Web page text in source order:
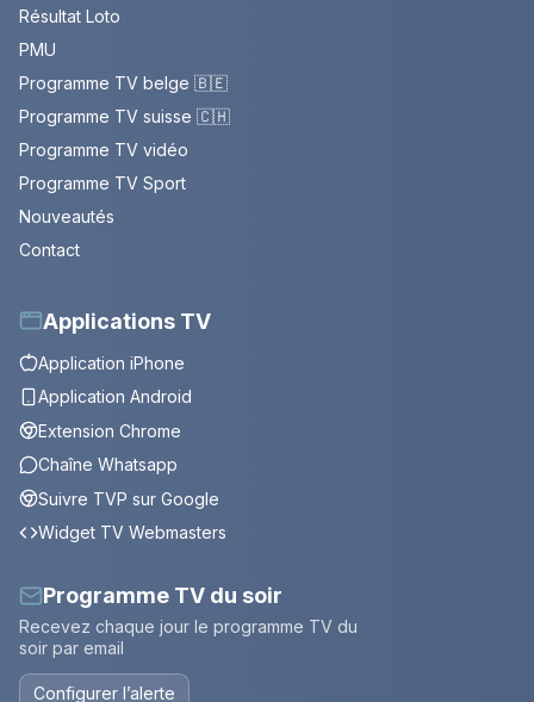
Résultat Loto
PMU
Programme TV belge 🇧🇪
Programme TV suisse 🇨🇭
Programme TV vidéo
Programme TV Sport
Nouveautés
Contact
Applications TV
Application iPhone
Application Android
Extension Chrome
Chaîne Whatsapp
Suivre TVP sur Google
Widget TV Webmasters
Programme TV du soir
Recevez chaque jour le programme TV du
soir par email
Configurer l’alerte